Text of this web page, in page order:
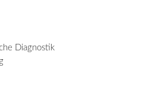
Diagnostik